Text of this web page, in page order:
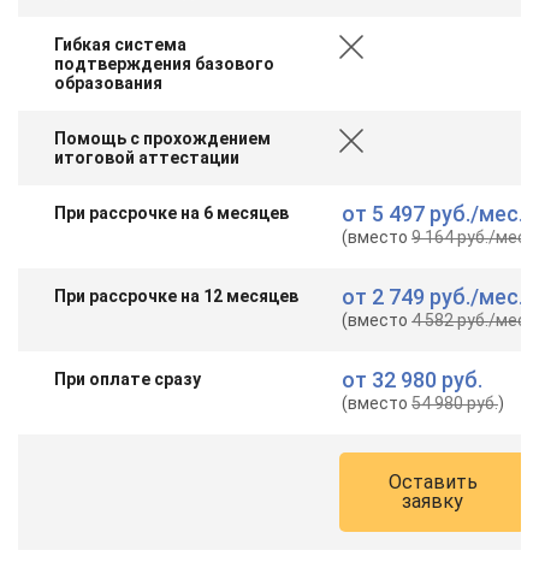
Гибкая система
подтверждения базового
образования
Помощь с прохождением
итоговой аттестации
При рассрочке на 6 месяцев от 5 497 руб./мес.
(вместо9 164 руб./мес.
При рассрочке на 12 месяцев от 2 749 руб./мес.
(вместо4 582 руб./мес.
При оплате сразу от 32 980 руб.
(вместо54 980 руб.)
Оставить
заявку